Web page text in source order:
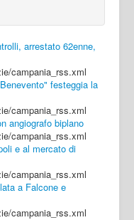
arrestato 62enne,
campania_rss.xml
festeggia la
campania_rss.xml
angiografo biplano
campania_rss.xml
e al mercato di
campania_rss.xml
a Falcone e
campania_rss.xml